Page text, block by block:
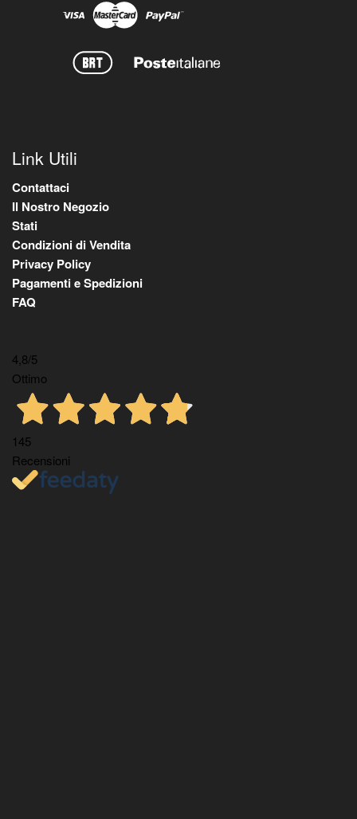
Link Utili
Contattaci
Il Nostro Negozio
Stati
Condizioni di Vendita
Privacy Policy
Pagamenti e Spedizioni
FAQ
4,8/5
Ottimo
145
Recensioni